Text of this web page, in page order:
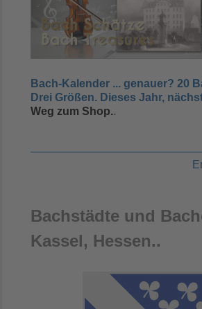
Bach-Kalender ... genauer? 20
Drei Größen. Dieses Jahr,
Weg zum Shop..
Bachstädte und
Kassel, Hessen..